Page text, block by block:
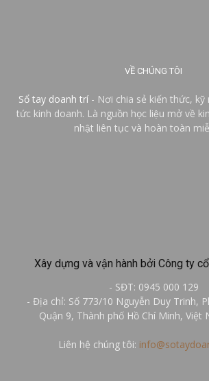
VỀ CHÚNG TÔI
Sổ tay doanh trí - Nơi chia sẻ kiến thức, kỹ
tức kinh doanh. Là nguồn học liệu mở về
nhật liên tục và hoàn toàn
Xây dựng và vận hành bởi Công ty
- SĐT: 0945 000 129
- Địa chỉ: Số 773/10 Nguyễn Duy Trinh,
Quận 9, Thành phố Hồ Chí Minh, Việt
Liên hệ chúng tôi: